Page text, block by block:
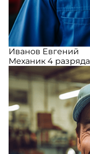
Иванов Евгений
Механик 4 разряда